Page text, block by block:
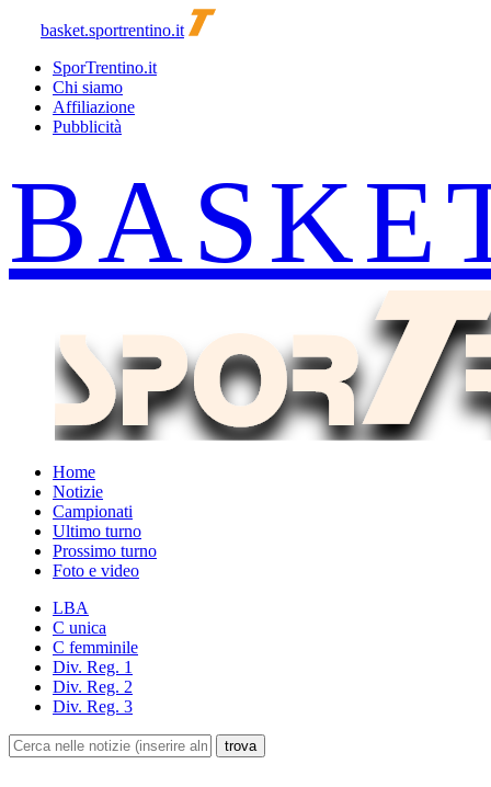
basket.sportrentino.it
SporTrentino.it
Chi siamo
Affiliazione
Pubblicità
Home
Notizie
Campionati
Ultimo turno
Prossimo turno
Foto e video
LBA
C unica
C femminile
Div. Reg. 1
Div. Reg. 2
Div. Reg. 3